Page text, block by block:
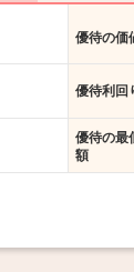
優待の価
優待利
優待の最
額